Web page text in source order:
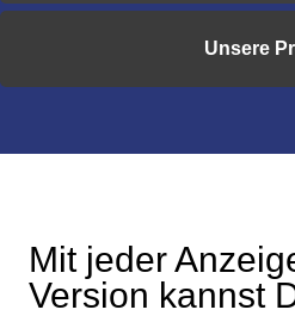
Unsere
Mit jeder
Version kannst